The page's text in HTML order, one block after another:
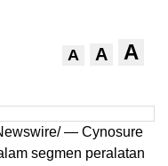
A A A
— Cynosure
segmen peralatan